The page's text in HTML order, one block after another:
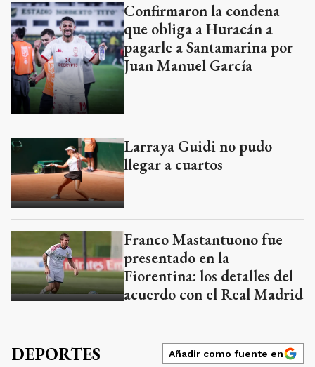
Confirmaron la condena
que obliga a Huracán a
pagarle a Santamarina por
Juan Manuel García
Larraya Guidi no pudo
llegar a cuartos
Franco Mastantuono fue
presentado en la
Fiorentina: los detalles del
acuerdo con el Real Madrid
DEPORTES Añadir como fuente en